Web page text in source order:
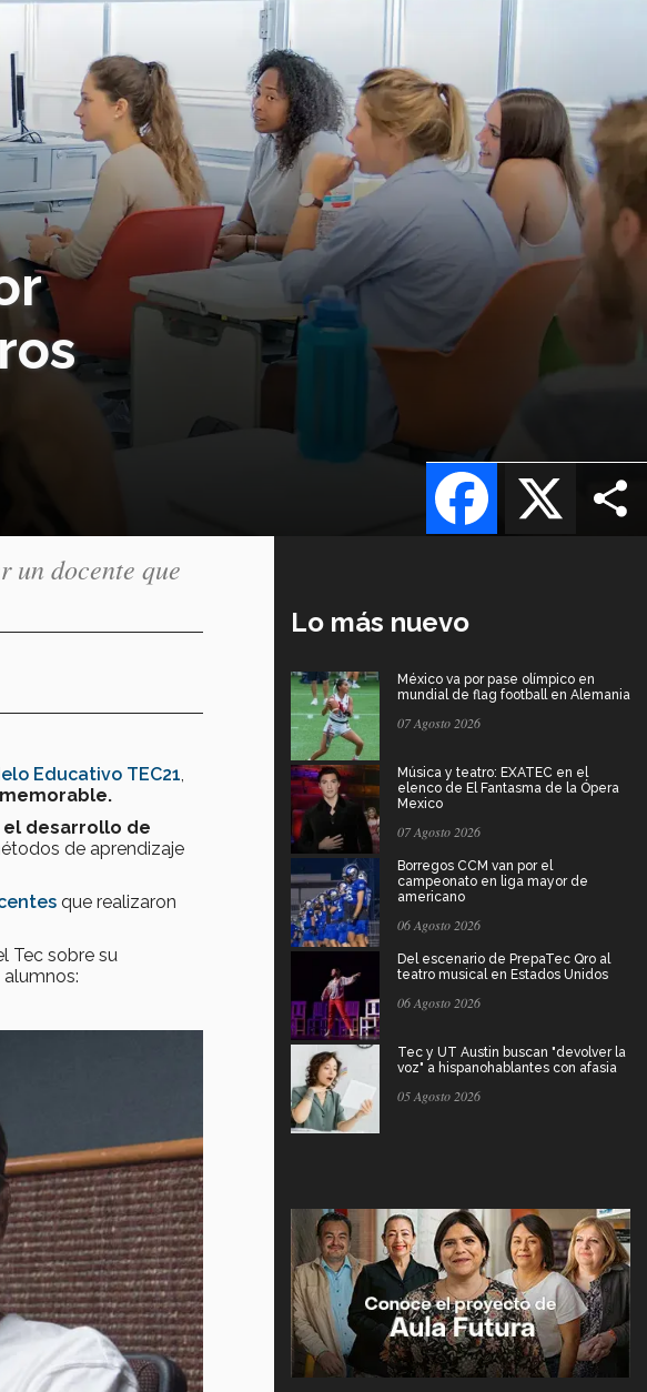
X
Facebook
un docente que
Educativo TEC21
desarrollo de
de aprendizaje
que realizaron
Tec sobre su
Lo más nuevo
México va por pase olímpico en
mundial de flag football en Alemania
07 Agosto 2026
Música y teatro: EXATEC en el
elenco de El Fantasma de la Ópera
Mexico
07 Agosto 2026
Borregos CCM van por el
campeonato en liga mayor de
americano
06 Agosto 2026
Del escenario de PrepaTec Qro al
teatro musical en Estados Unidos
06 Agosto 2026
Tec y UT Austin buscan "devolver la
voz" a hispanohablantes con afasia
05 Agosto 2026